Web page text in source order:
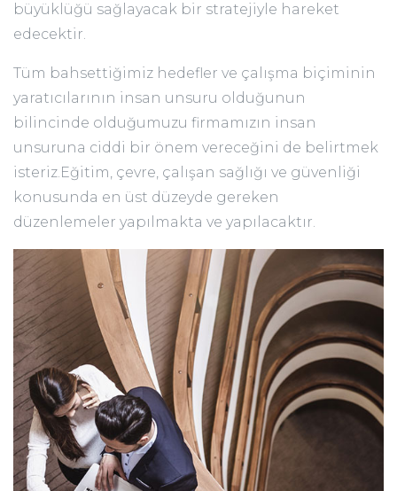
büyüklüğü sağlayacak bir stratejiyle hareket
edecektir.
Tüm bahsettiğimiz hedefler ve çalışma biçiminin
yaratıcılarının insan unsuru olduğunun
bilincinde olduğumuzu firmamızın insan
unsuruna ciddi bir önem vereceğini de belirtmek
isteriz.Eğitim, çevre, çalışan sağlığı ve güvenliği
konusunda en üst düzeyde gereken
düzenlemeler yapılmakta ve yapılacaktır.